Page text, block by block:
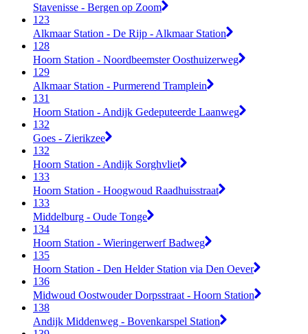
Stavenisse - Bergen op Zoom
123
Alkmaar Station - De Rijp - Alkmaar Station
128
Hoorn Station - Noordbeemster Oosthuizerweg
129
Alkmaar Station - Purmerend Tramplein
131
Hoorn Station - Andijk Gedeputeerde Laanweg
132
Goes - Zierikzee
132
Hoorn Station - Andijk Sorghvliet
133
Hoorn Station - Hoogwoud Raadhuisstraat
133
Middelburg - Oude Tonge
134
Hoorn Station - Wieringerwerf Badweg
135
Hoorn Station - Den Helder Station via Den Oever
136
Midwoud Oostwouder Dorpsstraat - Hoorn Station
138
Andijk Middenweg - Bovenkarspel Station